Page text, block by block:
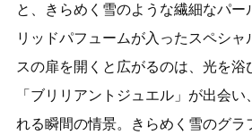
と、きらめく雪のような繊細なパー
リッドパフュームが入ったスペシャ
スの扉を開くと広がるのは、光を浴
「ブリリアントジュエル」が出会い
れる瞬間の情景。きらめく雪のグラ